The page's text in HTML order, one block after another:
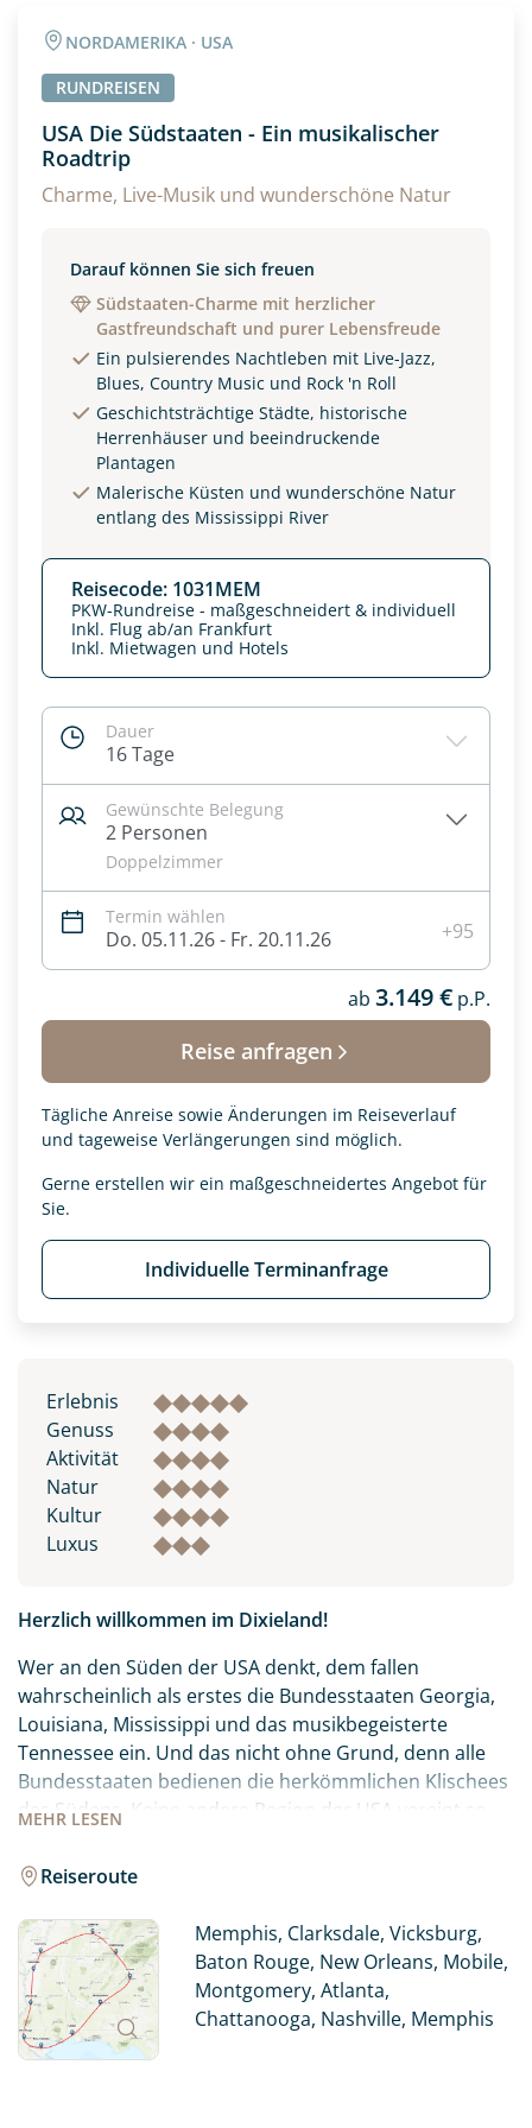
NORDAMERIKA · USA
RUNDREISEN
USA Die Südstaaten - Ein musikalischer
Roadtrip
Charme, Live-Musik und wunderschöne Natur
Darauf können Sie sich freuen
Südstaaten-Charme mit herzlicher
Gastfreundschaft und purer Lebensfreude
Ein pulsierendes Nachtleben mit Live-Jazz,
Blues, Country Music und Rock 'n Roll
Geschichtsträchtige Städte, historische
Herrenhäuser und beeindruckende
Plantagen
Malerische Küsten und wunderschöne Natur
entlang des Mississippi River
Reisecode: 1031MEM
PKW-Rundreise - maßgeschneidert & individuell
Inkl. Flug ab/an Frankfurt
Inkl. Mietwagen und Hotels
Dauer
16 Tage
Gewünschte Belegung
2 Personen
Doppelzimmer
Termin wählen
Do. 05.11.26 - Fr. 20.11.26 +95
ab 3.149 € p.P.
Reise anfragen
Tägliche Anreise sowie Änderungen im Reiseverlauf
und tageweise Verlängerungen sind möglich.
Gerne erstellen wir ein maßgeschneidertes Angebot für
Sie.
Individuelle Terminanfrage
Erlebnis
Genuss
Aktivität
Natur
Kultur
Luxus
MEHR LESEN
Herzlich willkommen im Dixieland!
Wer an den Süden der USA denkt, dem fallen
wahrscheinlich als erstes die Bundesstaaten Georgia,
Louisiana, Mississippi und das musikbegeisterte
Tennessee ein. Und das nicht ohne Grund, denn alle
Bundesstaaten bedienen die herkömmlichen Klischees
des Südens. Keine andere Region der USA vereint so
Lebensfreude wie die Südstaaten. Hier finden Sie eine
Mischung aus Dixieland-Musik, legendären
Schaufelraddampfern und stattlichen
Herrschaftshäusern, wie man sie aus „Fackeln im
Sturm“ und „Vom Winde verweht“ kennt.
Rüschenkleider, Kavaliere und Bilderbuch-Städte – es
gibt viele gute Gründe, die Südstaaten der USA zu
Reiseroute
Memphis, Clarksdale, Vicksburg,
Baton Rouge, New Orleans, Mobile,
Montgomery, Atlanta,
Chattanooga, Nashville, Memphis
Alter
Unterkunft
EZ Familienzimmer
Reisebeginn
Option 1 Option 2
Weitere Informationen
Datenschutz & Transparenz ist uns sehr wichtig!
Die Anfrage wird via SSL verschlüsselt an unseren Server
geschickt. Mit Absenden des Formulars, erklären Sie, dass
Sie dieDatenschutzerklärungundWiderrufhinweisezur
Kenntnis genommen und akzeptiert haben.